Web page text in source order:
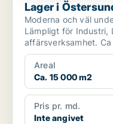
Lager i
Moderna och väl
Lämpligt för Industri,
affärsverksamhet.
centrum....
Areal
Ca. 15 000 m2
Pris pr. md.
Inte angivet